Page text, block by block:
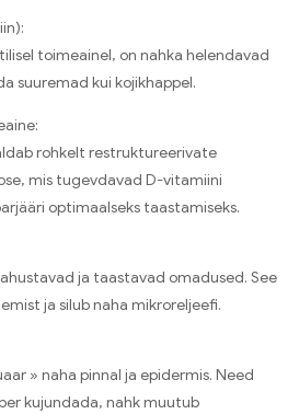
toimeainel, on nahka helendavad
suuremad kui kojikhappel.
rohkelt restruktureerivate
mis tugevdavad D-vitamiini
optimaalseks taastamiseks.
ja taastavad omadused. See
ja silub naha mikroreljeefi.
» naha pinnal ja epidermis. Need
kujundada, nahk muutub